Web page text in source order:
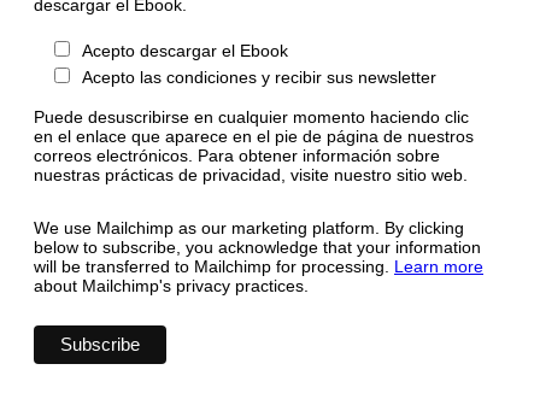
descargar el Ebook.
Acepto descargar el Ebook
Acepto las condiciones y recibir sus newsletter
Puede desuscribirse en cualquier momento haciendo clic
en el enlace que aparece en el pie de página de nuestros
correos electrónicos. Para obtener información sobre
nuestras prácticas de privacidad, visite nuestro sitio web.
We use Mailchimp as our marketing platform. By clicking
below to subscribe, you acknowledge that your information
will be transferred to Mailchimp for processing. Learn more
about Mailchimp's privacy practices.